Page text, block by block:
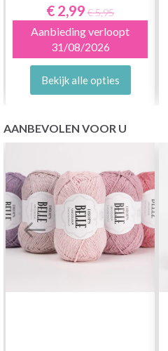
€ 2,99 € 5,95
Aanbieding verloopt
31/08/2026
Bekijk alle opties
AANBEVOLEN VOOR U